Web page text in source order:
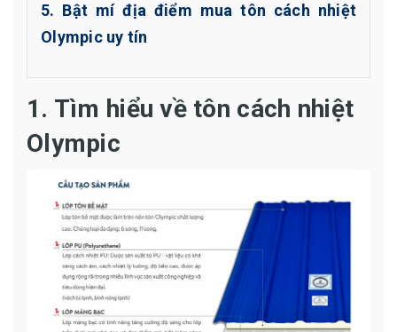
5. Bật mí địa điểm mua tôn cách nhiệt
Olympic uy tín
1. Tìm hiểu về tôn cách nhiệt
Olympic